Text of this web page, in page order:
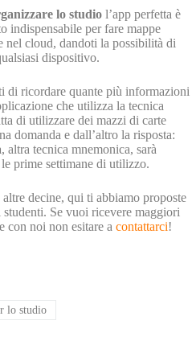
lo studio l’app perfetta è
indispensabile per fare mappe
nel cloud, dandoti la possibilità di
dispositivo.
di ricordare quante più informazioni
che utilizza la tecnica
di utilizzare dei mazzi di carte
domanda e dall’altro la risposta:
, altra tecnica mnemonica, sarà
prime settimane di utilizzo.
decine, qui ti abbiamo proposte
Se vuoi ricevere maggiori
con noi non esitare a contattarci!
lo studio